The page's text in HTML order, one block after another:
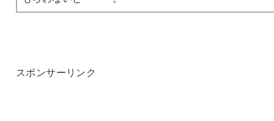
スポンサーリンク